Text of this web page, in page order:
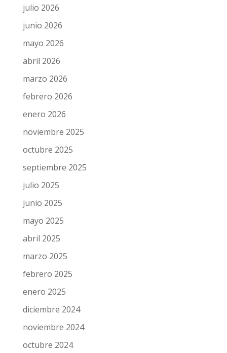
julio 2026
junio 2026
mayo 2026
abril 2026
marzo 2026
febrero 2026
enero 2026
noviembre 2025
octubre 2025
septiembre 2025
julio 2025
junio 2025
mayo 2025
abril 2025
marzo 2025
febrero 2025
enero 2025
diciembre 2024
noviembre 2024
octubre 2024